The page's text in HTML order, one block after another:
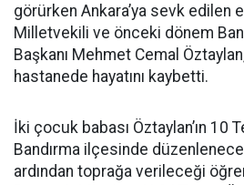
görürken Ankara’ya sevk edilen
Milletvekili ve önceki dönem
Başkanı Mehmet Cemal
hastanede hayatını kaybetti.
İki çocuk babası Öztaylan’ın 10
Bandırma ilçesinde
ardından toprağa verileceği